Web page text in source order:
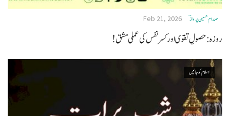
صدام حسین پروازؔ Feb 21, 2026
روزہ: حصولِ تقوی اور کسر نفس کی عملی مشق!
اسلام کو جانیں